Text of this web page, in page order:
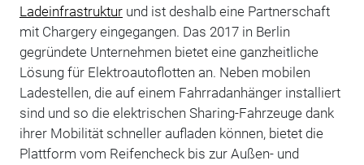
Ladeinfrastrukturund ist deshalb eine Partnerschaft
mit Chargery eingegangen. Das 2017 in Berlin
gegründete Unternehmen bietet eine ganzheitliche
Lösung für Elektroautoflotten an. Neben mobilen
Ladestellen, die auf einem Fahrradanhänger installiert
sind und so die elektrischen Sharing-Fahrzeuge dank
ihrer Mobilität schneller aufladen können, bietet die
Plattform vom Reifencheck bis zur Außen- und